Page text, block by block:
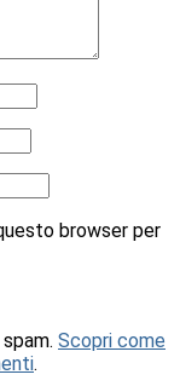
browser per
Scopri come
.